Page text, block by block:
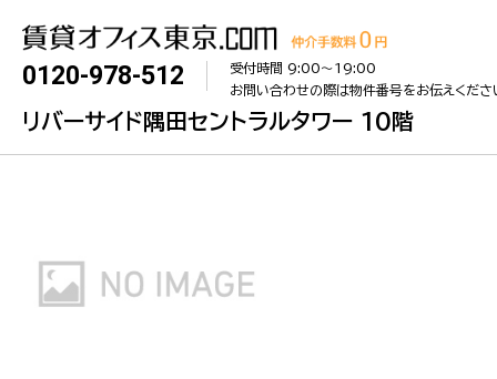
0120-978-512
受付時間 9:00〜19:00
お問い合わせの際は物件番号をお伝えくださ
リバーサイド隅田セントラルタワー 10階